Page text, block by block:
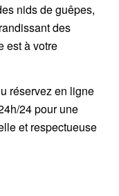
nids de guêpes,
des
est à votre
réservez en ligne
24pour une
et respectueuse